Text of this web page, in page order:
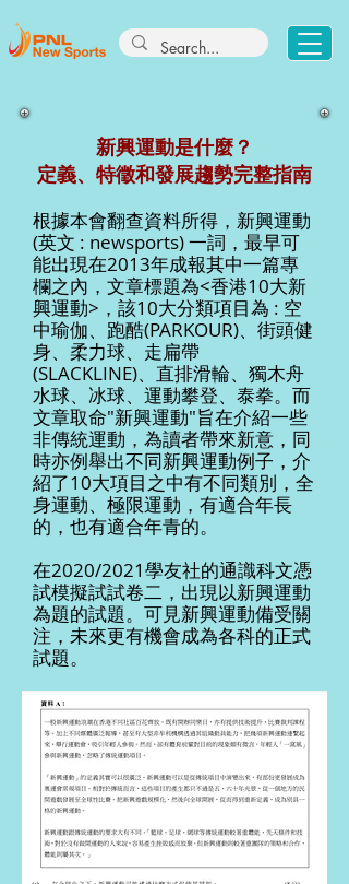
新興運動是什麼？
定義、特徵和發展趨勢完整指南
根據本會翻查資料所得，新興運動
(英文 : newsports) 一詞，最早可
能出現在2013年成報其中一篇專
欄之內，文章標題為<香港10大新
興運動>，該10大分類項目為 : 空
中瑜伽、跑酷(PARKOUR)、街頭健
身、柔力球、走扁帶
(SLACKLINE)、直排滑輪、獨木舟
水球、冰球、運動攀登、泰拳。而
文章取命"新興運動"旨在介紹一些
非傳統運動，為讀者帶來新意，同
時亦例舉出不同新興運動例子，介
紹了10大項目之中有不同類別，全
身運動、極限運動，有適合年長
的，也有適合年青的。
在2020/2021學友社的通識科文憑
試模擬試試卷二，出現以新興運動
為題的試題。可見新興運動備受關
注，未來更有機會成為各科的正式
試題。